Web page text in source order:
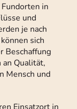
in
und
je nach
sich
Beschaffung
Qualität,
Mensch und
Einsatzort in